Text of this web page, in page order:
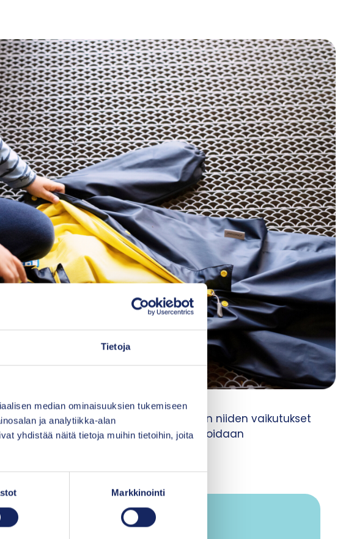
Tietoja
median ominaisuuksien tukemiseen
ja analytiikka-alan
yhdistää näitä tietoja muihin tietoihin, joita
Markkinointi
voivat olla perusteltuja, kunhan niiden vaikutukset
ja vaikuttavuuteen arvioidaan
huolellisesti.